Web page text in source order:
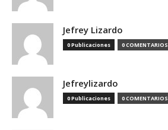
Jefrey Lizardo
0 Publicaciones 0 COMENTARIOS
Jefreylizardo
0 Publicaciones 0 COMENTARIOS